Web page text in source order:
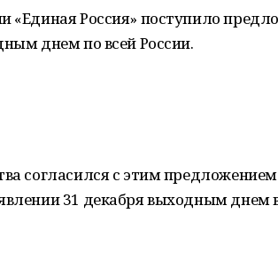
«Единая Россия» поступило
днем по всей России.
согласился с этим
31 декабря выходным днем